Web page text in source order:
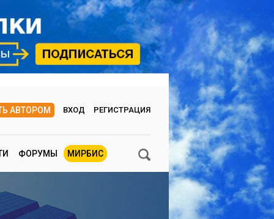
АВТОРОМ ВХОД РЕГИСТРАЦИЯ
ФОРУМЫ МИРБИС